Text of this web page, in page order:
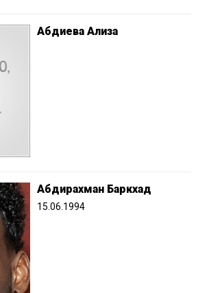
Абдиева Ализа
Абдирахман Баркхад
15.06.1994